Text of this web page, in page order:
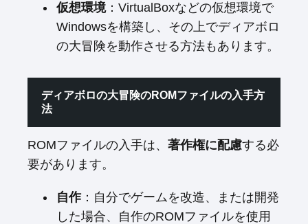
仮想環境：VirtualBoxなどの仮想環境で
Windowsを構築し、その上でディアボロ
の大冒険を動作させる方法もあります。
ディアボロの大冒険のROMファイルの入手方
法
ROMファイルの入手は、 著作権に配慮する必
要があります。
自作：自分でゲームを改造、または開発
した場合、自作のROMファイルを使用